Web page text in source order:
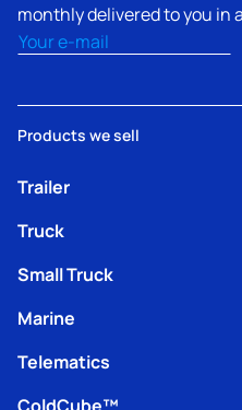
monthly delivered to you in
Email(Obligatorio)
Products we sell
Trailer
Truck
Small Truck
Marine
Telematics
ColdCube™